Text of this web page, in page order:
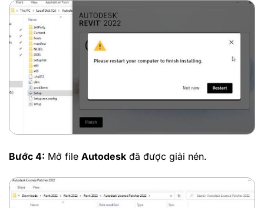
Bước 4: Mở file Autodesk đã được giải nén.